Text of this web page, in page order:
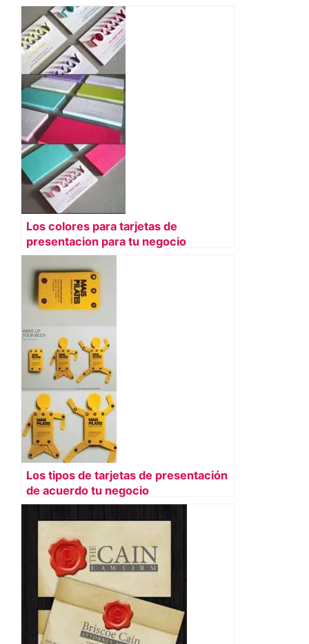
Los colores para tarjetas de
presentacion para tu negocio
Los tipos de tarjetas de presentación
de acuerdo tu negocio